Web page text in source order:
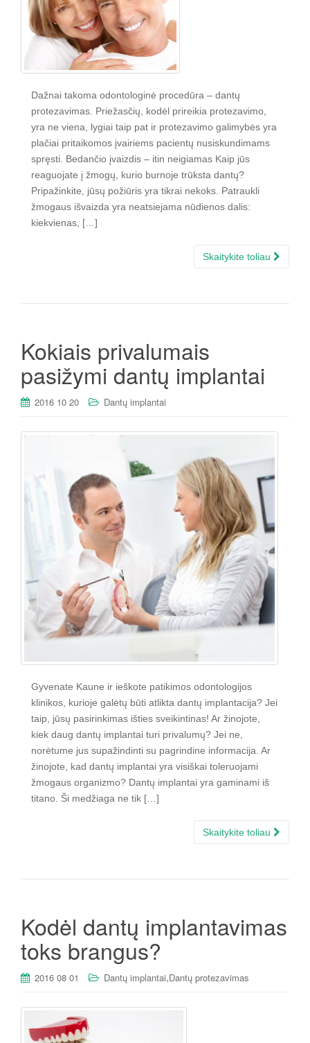
Dažnai takoma odontologinė procedūra – dantų
protezavimas. Priežasčių, kodėl prireikia protezavimo,
yra ne viena, lygiai taip pat ir protezavimo galimybės yra
plačiai pritaikomos įvairiems pacientų nusiskundimams
spręsti. Bedančio įvaizdis – itin neigiamas Kaip jūs
reaguojate į žmogų, kurio burnoje trūksta dantų?
Pripažinkite, jūsų požiūris yra tikrai nekoks. Patraukli
žmogaus išvaizda yra neatsiejama nūdienos dalis:
kiekvienas, […]
Skaitykite toliau
Kokiais privalumais
pasižymi dantų implantai
2016 10 20 Dantų implantai
Gyvenate Kaune ir ieškote patikimos odontologijos
klinikos, kurioje galėtų būti atlikta dantų implantacija? Jei
taip, jūsų pasirinkimas išties sveikintinas! Ar žinojote,
kiek daug dantų implantai turi privalumų? Jei ne,
norėtume jus supažindinti su pagrindine informacija. Ar
žinojote, kad dantų implantai yra visiškai toleruojami
žmogaus organizmo? Dantų implantai yra gaminami iš
titano. Ši medžiaga ne tik […]
Skaitykite toliau
Kodėl dantų implantavimas
toks brangus?
2016 08 01 Dantų implantai,Dantų protezavimas